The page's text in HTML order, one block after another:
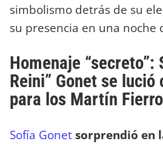
simbolismo detrás de su
su presencia en una noche
Homenaje “secreto”:
Reini” Gonet se lució
para los Martín
Sofía Gonetsorprendió en